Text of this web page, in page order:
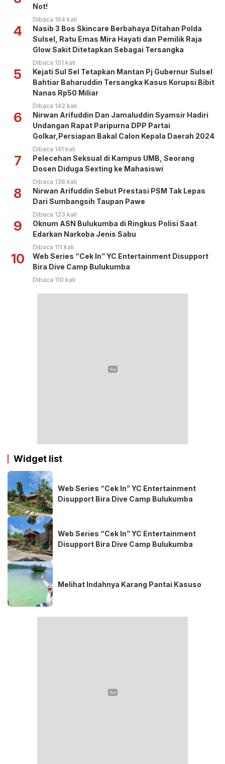
Not!
Dibaca 164 kali
4
Nasib 3 Bos Skincare Berbahaya Ditahan Polda
Sulsel, Ratu Emas Mira Hayati dan Pemilik Raja
Glow Sakit Ditetapkan Sebagai Tersangka
Dibaca 151 kali
5
Kejati Sul Sel Tetapkan Mantan Pj Gubernur Sulsel
Bahtiar Baharuddin Tersangka Kasus Korupsi Bibit
Nanas Rp50 Miliar
Dibaca 142 kali
6
Nirwan Arifuddin Dan Jamaluddin Syamsir Hadiri
Undangan Rapat Paripurna DPP Partai
Golkar,Persiapan Bakal Calon Kepala Daerah 2024
Dibaca 141 kali
7
Pelecehan Seksual di Kampus UMB, Seorang
Dosen Diduga Sexting ke Mahasiswi
Dibaca 138 kali
8
Nirwan Arifuddin Sebut Prestasi PSM Tak Lepas
Dari Sumbangsih Taupan Pawe
Dibaca 123 kali
9
Oknum ASN Bulukumba di Ringkus Polisi Saat
Edarkan Narkoba Jenis Sabu
Dibaca 111 kali
10
Web Series “Cek In” YC Entertainment Disupport
Bira Dive Camp Bulukumba
Dibaca 110 kali
Widget list
Web Series “Cek In” YC Entertainment
Disupport Bira Dive Camp Bulukumba
Web Series “Cek In” YC Entertainment
Disupport Bira Dive Camp Bulukumba
Melihat Indahnya Karang Pantai Kasuso